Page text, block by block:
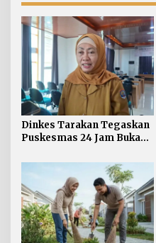
Dinkes Tarakan Tegaskan
Puskesmas 24 Jam Bukan
Pasien BPJS